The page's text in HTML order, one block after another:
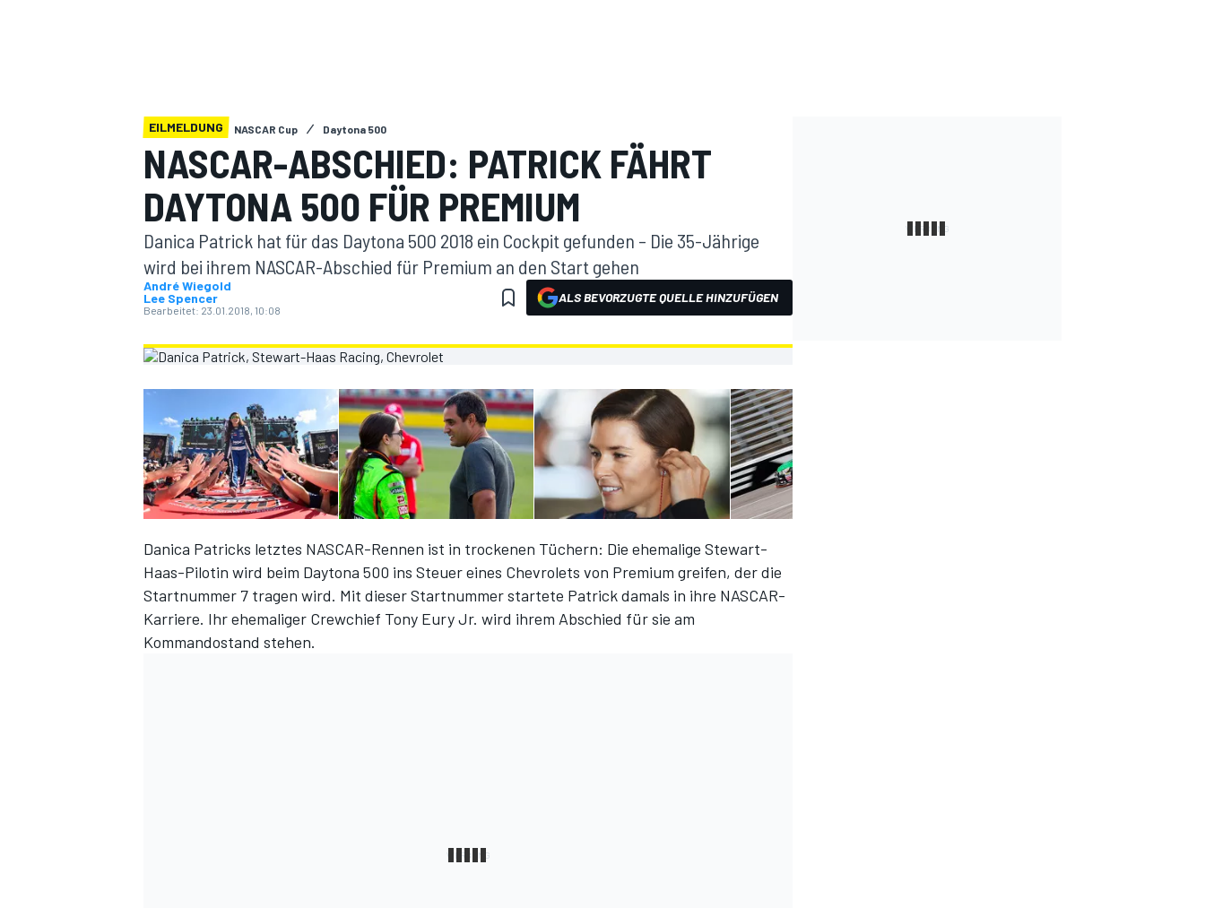
MOTOGP
DTM
EILMELDUNG NASCAR Cup Daytona 500
NASCAR-ABSCHIED: PATRICK FÄHRT
DAYTONA 500 FÜR PREMIUM
Danica Patrick hat für das Daytona 500 2018 ein Cockpit gefunden – Die 35-Jährige
wird bei ihrem NASCAR-Abschied für Premium an den Start gehen
André Wiegold
Lee Spencer
Bearbeitet: 23.01.2018, 10:08
ALS BEVORZUGTE QUELLE HINZUFÜGEN
Danica Patricks letztes NASCAR-Rennen ist in trockenen Tüchern: Die ehemalige Stewart-
Haas-Pilotin wird beim Daytona 500 ins Steuer eines Chevrolets von Premium greifen, der die
Startnummer 7 tragen wird. Mit dieser Startnummer startete Patrick damals in ihre NASCAR-
Karriere. Ihr ehemaliger Crewchief Tony Eury Jr. wird ihrem Abschied für sie am
Kommandostand stehen.